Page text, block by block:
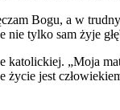
Bogu, a w
tylko sam żyje
„Moja
życie jest